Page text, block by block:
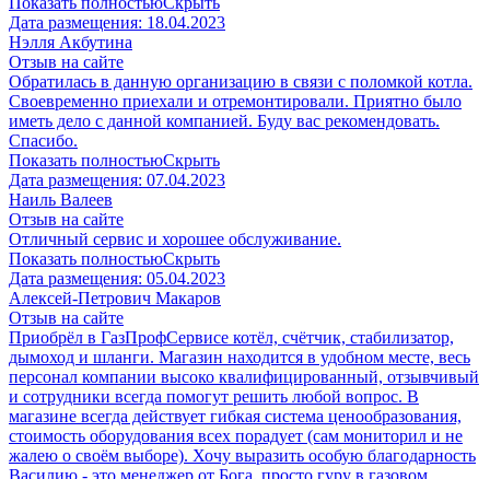
Дата размещения: 18.04.2023
Нэлля Акбутина
Отзыв на сайте
Обратилась в данную организацию в связи с поломкой котла.
Своевременно приехали и отремонтировали. Приятно было
иметь дело с данной компанией. Буду вас рекомендовать.
Спасибо.
Показать полностьюСкрыть
Дата размещения: 07.04.2023
Наиль Валеев
Отзыв на сайте
Отличный сервис и хорошее обслуживание.
Показать полностьюСкрыть
Дата размещения: 05.04.2023
Алексей-Петрович Макаров
Отзыв на сайте
Приобрёл в ГазПрофСервисе котёл, счётчик, стабилизатор,
дымоход и шланги. Магазин находится в удобном месте, весь
персонал компании высоко квалифицированный, отзывчивый
и сотрудники всегда помогут решить любой вопрос. В
магазине всегда действует гибкая система ценообразования,
стоимость оборудования всех порадует (сам мониторил и не
жалею о своём выборе). Хочу выразить особую благодарность